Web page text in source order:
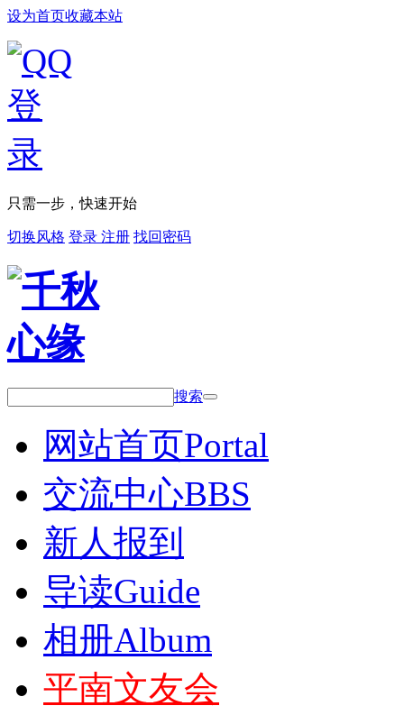
设为首页收藏本站
只需一步，快速开始
切换风格 登录 注册 找回密码
搜索
网站首页Portal
交流中心BBS
新人报到
导读Guide
相册Album
平南文友会